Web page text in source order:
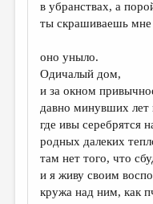
ДАЙДЖЕСТ
ПРОИЗВЕДЕНИЯ
ПЕРЕВОДЫ
КОНКУРСЫ
ДЕТСКАЯ КОМНАТА
КНИЖНАЯ ПОЛКА
ОБЗОР ЛИТЕРАТУРЫ
в убранствах, а
ты скрашиваешь мне
оно уныло.
Одичалый дом,
и за окном
давно минувших лет
где ивы серебрятся
родных далеких
там нет того, что
и я живу своим
кружа над ним, как